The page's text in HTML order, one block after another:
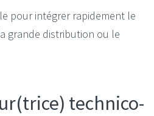
pour intégrer rapidement le
grande distribution ou le
technico-